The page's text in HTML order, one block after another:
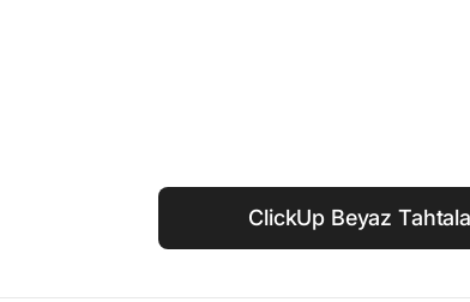
ClickUp Beyaz